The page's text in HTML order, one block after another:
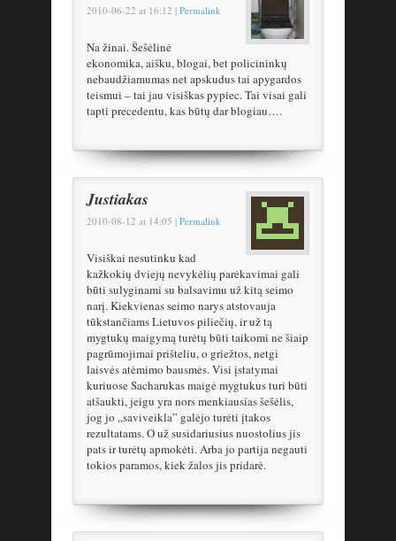
2010-06-22 at 16:12 | Permalink
Na žinai. Šešėlinė
ekonomika, aišku, blogai, bet policininkų
nebaudžiamumas net apskudus tai apygardos
teismui – tai jau visiškas pypiec. Tai visai gali
tapti precedentu, kas būtų dar blogiau….
Justiakas
2010-08-12 at 14:05 | Permalink
Visiškai nesutinku kad
kažkokių dviejų nevykėlių parėkavimai gali
būti sulyginami su balsavimu už kitą seimo
narį. Kiekvienas seimo narys atstovauja
tūkstančiams Lietuvos piliečių, ir už tą
mygtukų maigymą turėtų būti taikomi ne šiaip
pagrūmojimai prišteliu, o griežtos, netgi
laisvės atėmimo bausmės. Visi įstatymai
kuriuose Sacharukas maigė mygtukus turi būti
atšaukti, jeigu yra nors menkiausias šešėlis,
jog jo „saviveikla” galėjo turėti įtakos
rezultatams. O už susidariusius nuostolius jis
pats ir turėtų apmokėti. Arba jo partija negauti
tokios paramos, kiek žalos jis pridarė.